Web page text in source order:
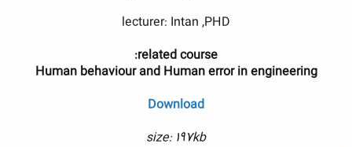
lecturer: Intan ,PHD
related course:
Human behaviour and Human error in engineering
Download
size: 197kb